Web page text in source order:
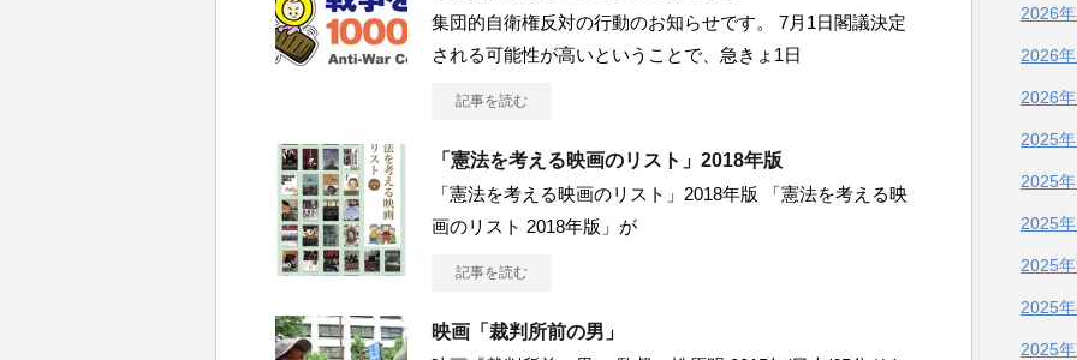
集団的自衛権反対の行動のお知らせです。 7月1日閣議決定
される可能性が高いということで、急きょ1日
記事を読む
「憲法を考える映画のリスト」2018年版
「憲法を考える映画のリスト」2018年版 「憲法を考える映
画のリスト 2018年版」が
記事を読む
映画「裁判所前の男」
2026
2026
2026
2025
2025
2025
2025
2025
2025